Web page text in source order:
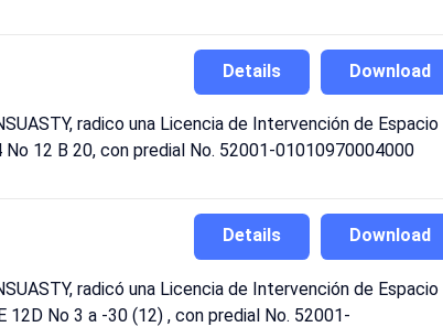
Download
Details
radico una Licencia de Intervención de Espacio
12 B 20, con predial No. 52001-01010970004000
Download
Details
radicó una Licencia de Intervención de Espacio
No 3 a -30 (12) , con predial No. 52001-